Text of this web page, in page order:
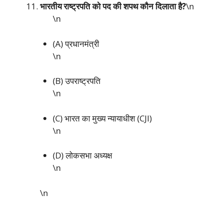
भारतीय राष्ट्रपति को पद की शपथ कौन दिलाता है?\n
\n
(A) प्रधानमंत्री
\n
(B) उपराष्ट्रपति
\n
(C) भारत का मुख्य न्यायाधीश (CJI)
\n
(D) लोकसभा अध्यक्ष
\n
\n